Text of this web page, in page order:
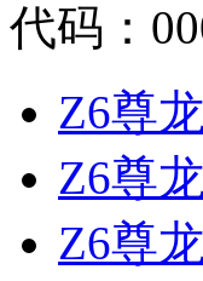
代码：
Z6尊
Z6尊
Z6尊